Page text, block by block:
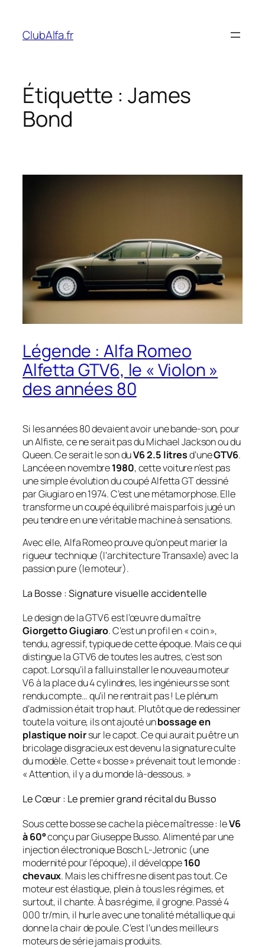
contenu
ClubAlfa.fr
Étiquette : James
Bond
Légende : Alfa Romeo
Alfetta GTV6, le « Violon »
des années 80
Si les années 80 devaient avoir une bande-son, pour
un Alfiste, ce ne serait pas du Michael Jackson ou du
Queen. Ce serait le son duV6 2.5 litresd’uneGTV6.
Lancée en novembre1980, cette voiture n’est pas
une simple évolution du coupé Alfetta GT dessiné
par Giugiaro en 1974. C’est une métamorphose. Elle
transforme un coupé équilibré mais parfois jugé un
peu tendre en une véritable machine à sensations.
Avec elle, Alfa Romeo prouve qu’on peut marier la
rigueur technique (l’architecture Transaxle) avec la
passion pure (le moteur).
La Bosse : Signature visuelle accidentelle
Le design de la GTV6 est l’œuvre du maître
Giorgetto Giugiaro. C’est un profil en « coin »,
tendu, agressif, typique de cette époque. Mais ce qui
distingue la GTV6 de toutes les autres, c’est son
capot. Lorsqu’il a fallu installer le nouveau moteur
V6 à la place du 4 cylindres, les ingénieurs se sont
rendu compte… qu’il ne rentrait pas ! Le plénum
d’admission était trop haut. Plutôt que de redessiner
toute la voiture, ils ont ajouté unbossage en
plastique noirsur le capot. Ce qui aurait pu être un
bricolage disgracieux est devenu la signature culte
du modèle. Cette « bosse » prévenait tout le monde :
« Attention, il y a du monde là-dessous. »
Le Cœur : Le premier grand récital du Busso
Sous cette bosse se cache la pièce maîtresse : leV6
à 60°conçu par Giuseppe Busso. Alimenté par une
injection électronique Bosch L-Jetronic (une
modernité pour l’époque), il développe160
chevaux. Mais les chiffres ne disent pas tout. Ce
moteur est élastique, plein à tous les régimes, et
surtout, il chante. À bas régime, il grogne. Passé 4
000 tr/min, il hurle avec une tonalité métallique qui
donne la chair de poule. C’est l’un des meilleurs
moteurs de série jamais produits.